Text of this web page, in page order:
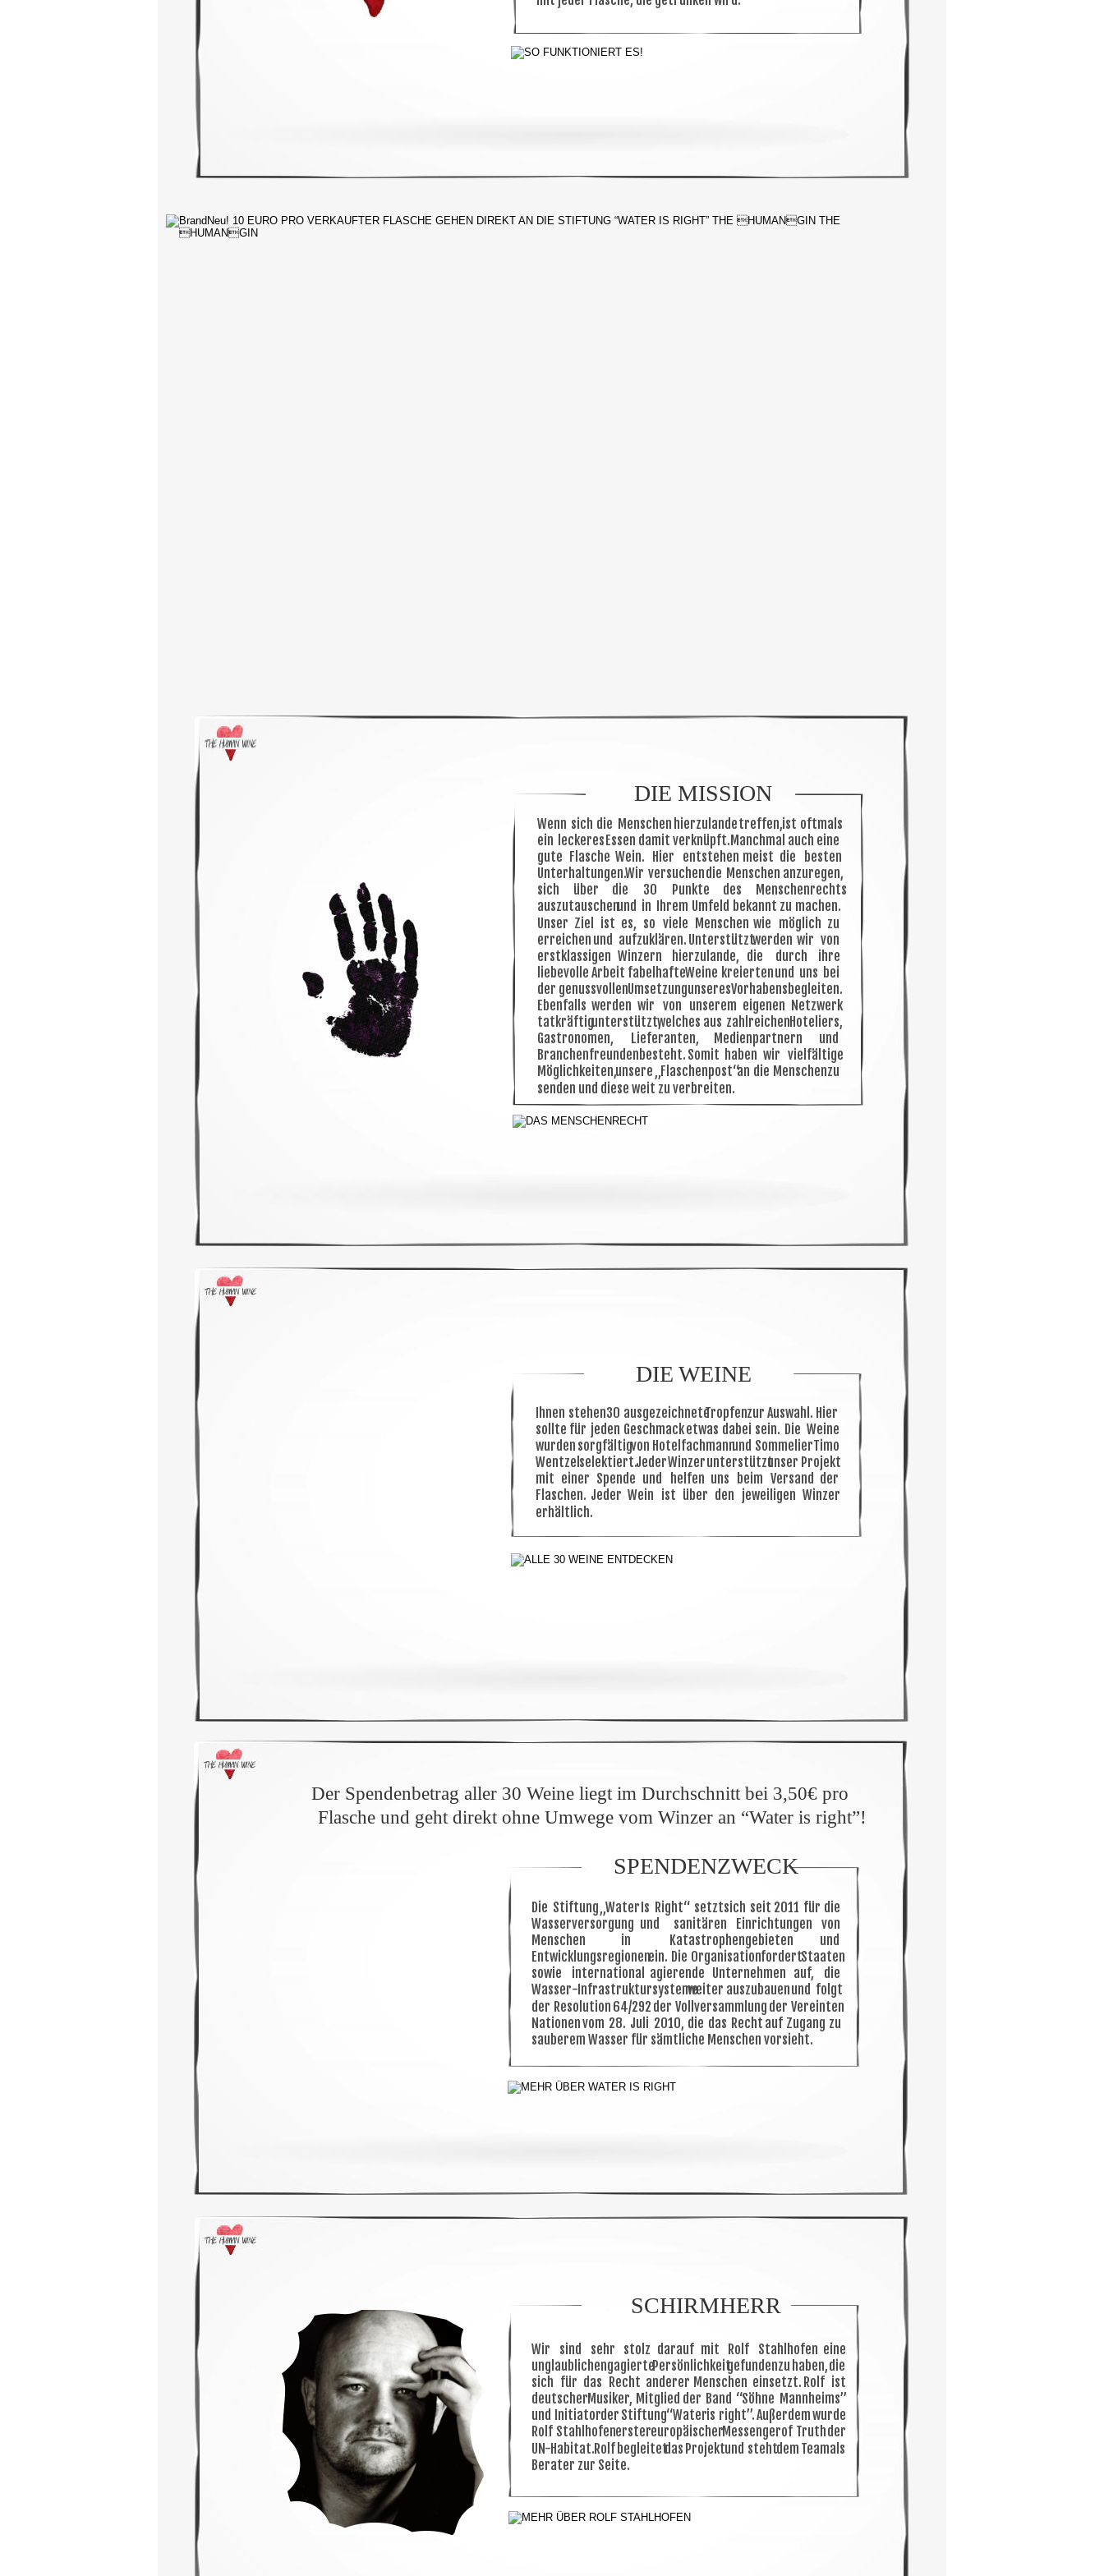
Wenn sich die Menschen hierzulandetreffen,ist oftmals
ein leckeresEssen damit verknüpft.Manchmal auch eine
gute Flasche Wein. Hier entstehen meist die
besten
Unterhaltungen.Wir versuchendie Menschen anzuregen,
sich
über die 30 Punkte des
Menschenrechts
auszutauschenund in Ihrem Umfeld bekannt zu machen.
Unser Ziel ist es, so viele Menschen wie möglich zu
erreichen und aufzuklären. Unterstütztwerden wir von
erstklassigen Winzern hierzulande, die durch
ihre
liebevolle Arbeit fabelhafteWeine kreiertenund uns bei
der genussvollenUmsetzungunseresVorhabens begleiten.
Ebenfalls werden wir von unserem eigenen Netzwerk
tatkräftigunterstützt,welches aus zahlreichenHoteliers,
Gastronomen,
Lieferanten, Medienpartnern
und
Branchenfreundenbesteht. Somit haben wir vielfältige
Möglichkeiten,unsere „Flaschenpost“an die Menschenzu
senden und diese weit zu verbreiten.
DIE MISSION
DIE WEINE
Ihnen stehen30 ausgezeichneteTropfenzur Auswahl. Hier
sollte für jeden Geschmacketwas dabei sein. Die Weine
wurden sorgfältigvon Hotelfachmannund SommelierTimo
Wentzel selektiert.JederWinzerunterstütztunser Projekt
mit einer Spende und helfen uns beim Versand der
Flaschen. Jeder Wein ist über den jeweiligen Winzer
erhältlich.
Die Stiftung „WaterIs Right“ setztsich seit 2011 für die
Wasserversorgung und sanitären Einrichtungen von
Menschen
in Katastrophengebieten
und
Entwicklungsregionenein. Die OrganisationfordertStaaten
sowie
international agierende Unternehmen auf,
die
Wasser-Infrastruktursystemeweiter auszubauenund folgt
der Resolution 64/292 der Vollversammlung der Vereinten
Nationenvom 28. Juli 2010, die das Recht auf Zugang zu
sauberem Wasser für sämtliche Menschen vorsieht.
SPENDENZWECK
Wir sind sehr stolz darauf mit Rolf Stahlhofen eine
unglaublichengagiertePersönlichkeitgefundenzu haben,die
sich für das Recht anderer Menschen einsetzt. Rolf ist
deutscherMusiker, Mitglied der Band “Söhne Mannheims”
und Initiatorder Stiftung“Wateris right”.Außerdemwurde
Rolf StahlhofenerstereuropäischerMessengerof Truthder
UN-Habitat.Rolf begleitetdas Projektund stehtdem Teamals
Berater zur Seite.
SCHIRMHERR
Der Spendenbetrag aller 30 Weine liegt im Durchschnitt bei 3,50€ pro
Flasche und geht direkt ohne Umwege vom Winzer an “Water is right”!